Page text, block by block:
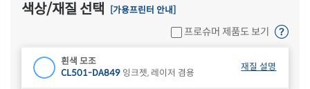
색상/재질 선택 [가용프린터 안내]
프로슈머 제품도 보기
흰색 모조
CL501-DA849 잉크젯, 레이저 겸용
재질 설명